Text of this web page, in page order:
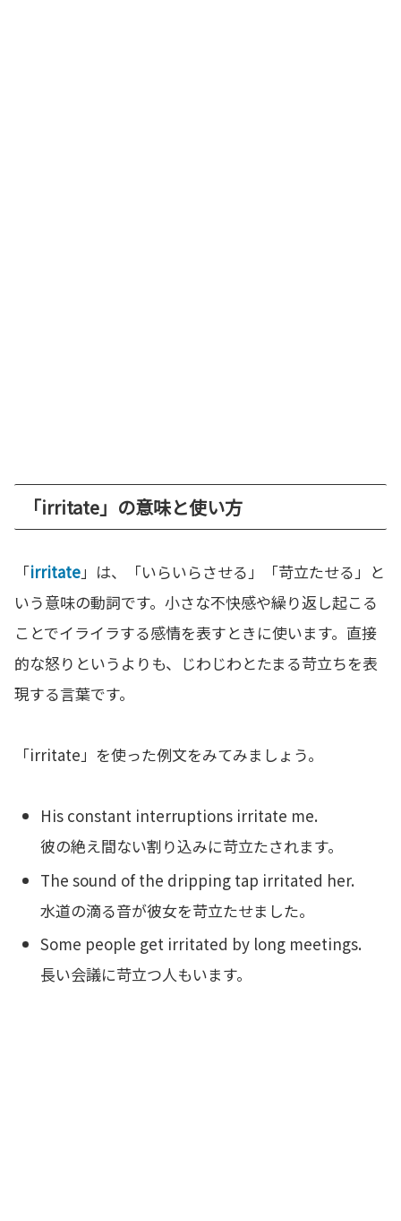
「irritate」の意味と使い方
「irritate」は、「いらいらさせる」「苛立たせる」と
いう意味の動詞です。小さな不快感や繰り返し起こる
ことでイライラする感情を表すときに使います。直接
的な怒りというよりも、じわじわとたまる苛立ちを表
現する言葉です。
「irritate」を使った例文をみてみましょう。
His constant interruptions irritate me.
彼の絶え間ない割り込みに苛立たされます。
The sound of the dripping tap irritated her.
水道の滴る音が彼女を苛立たせました。
Some people get irritated by long meetings.
長い会議に苛立つ人もいます。